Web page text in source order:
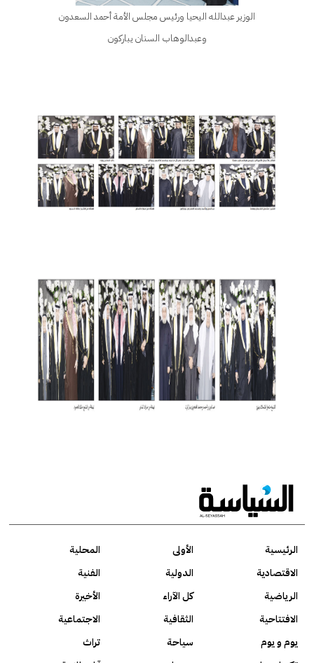
الوزير عبدالله اليحيا ورئيس مجلس الأمة أحمد السعدون
وعبدالوهاب السنان يباركون
الرئيسية الأولى
المحلية
الاقتصادية
الدولية
الفنية
الرياضية
كل الآراء
الأخيرة
الافتتاحية
الثقافية
الاجتماعية
يوم و يوم
سياحة
تراث